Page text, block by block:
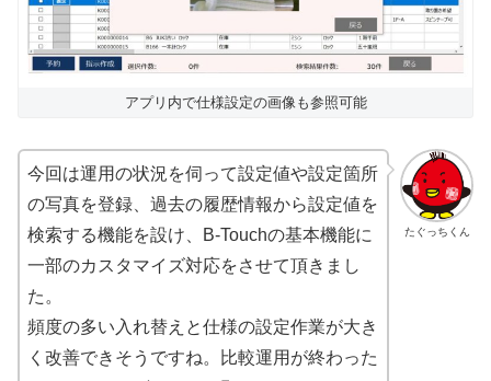
アプリ内で仕様設定の画像も参照可能
たぐっちくん
今回は運用の状況を伺って設定値や設定箇所
の写真を登録、過去の履歴情報から設定値を
検索する機能を設け、B-Touchの基本機能に
一部のカスタマイズ対応をさせて頂きまし
た。
頻度の多い入れ替えと仕様の設定作業が大き
く改善できそうですね。比較運用が終わった